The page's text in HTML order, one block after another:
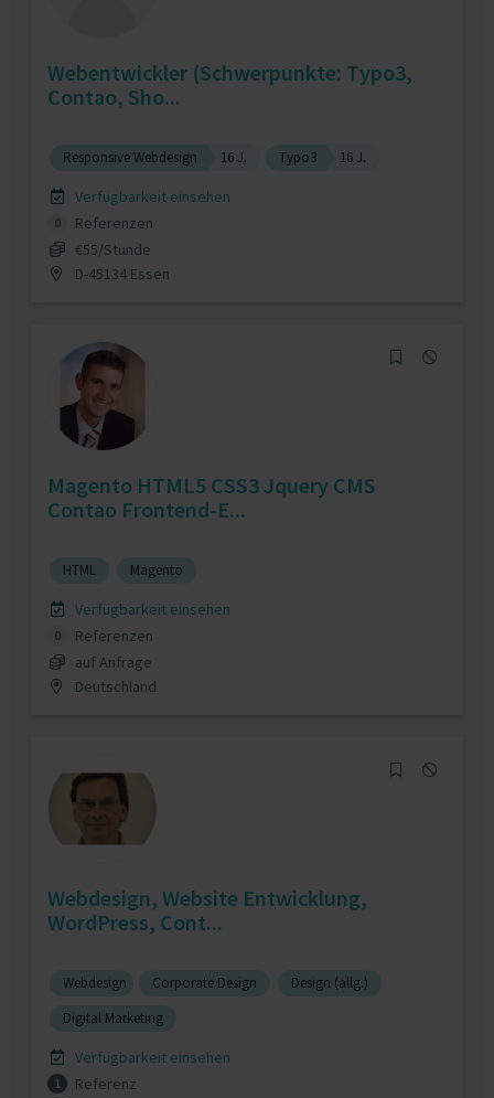
Webentwickler (Schwerpunkte: Typo3,
Contao, Sho...
Responsive Webdesign 16 J. Typo3 16 J.
Verfügbarkeit einsehen
0
Referenzen
€55/Stunde
D-45134 Essen
Magento HTML5 CSS3 Jquery CMS
Contao Frontend-E...
HTML Magento
Verfügbarkeit einsehen
0
Referenzen
auf Anfrage
Deutschland
Webdesign, Website Entwicklung,
WordPress, Cont...
Webdesign Corporate Design
Design (allg.)
Digital Marketing
Verfügbarkeit einsehen
1
Referenz